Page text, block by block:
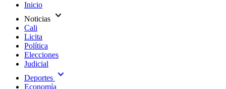
Inicio
Noticias expand_more
Cali
Licita
Política
Elecciones
Judicial
Deportes expand_more
Economía